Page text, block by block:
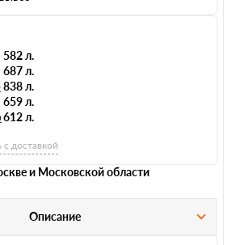
582 л.
687 л.
838 л.
659 л.
612 л.
с доставкой
и Московской области
Описание